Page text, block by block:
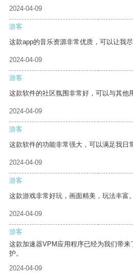
2024-04-09
游客
这款app的音乐资源非常优质，可以让我
2024-04-09
游客
这款软件的社区氛围非常好，可以与其他
2024-04-09
游客
这款软件的功能非常强大，可以满足我日
2024-04-09
游客
这款游戏非常好玩，画面精美，玩法丰富。
2024-04-09
游客
这款加速器VPM应用程序已经为我们带
护。
2024-04-09